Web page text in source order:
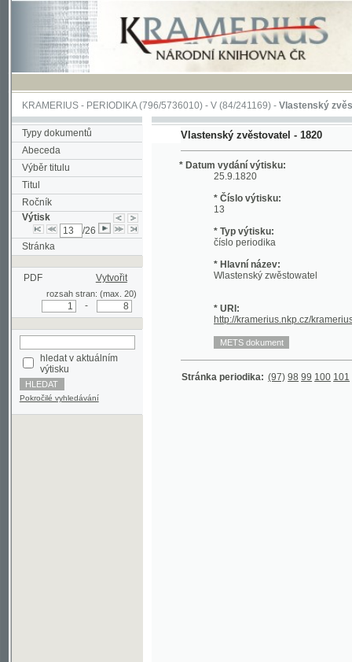
KRAMERIUS-PERIODIKA(796/5736010) -V(84/241169) -Vlastenský zvěstovatel
Typy dokumentů
Abeceda
Výběr titulu
Titul
Ročník
Výtisk
/26
Stránka
PDF
rozsah stran: (max. 20)
výtisku
Pokročilé vyhledávání
Vlastenský zvěstovatel - 1820
* Datum vydání výtisku:
25.9.1820
* Číslo výtisku:
* Typ výtisku:
* Hlavní název:
Wlastenský zwěstowatel
* URI:
Stránka periodika: (97) 98 99